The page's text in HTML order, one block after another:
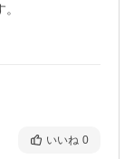
いいね 0